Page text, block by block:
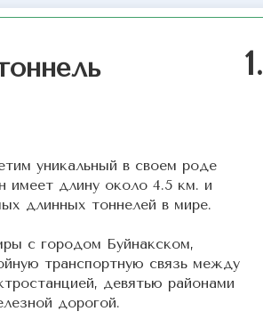
уникальный в своем роде
имеет длину около 4.5 км. и
длинных тоннелей в мире.
с городом Буйнакском,
транспортную связь между
девятью районами
дорогой.
1.